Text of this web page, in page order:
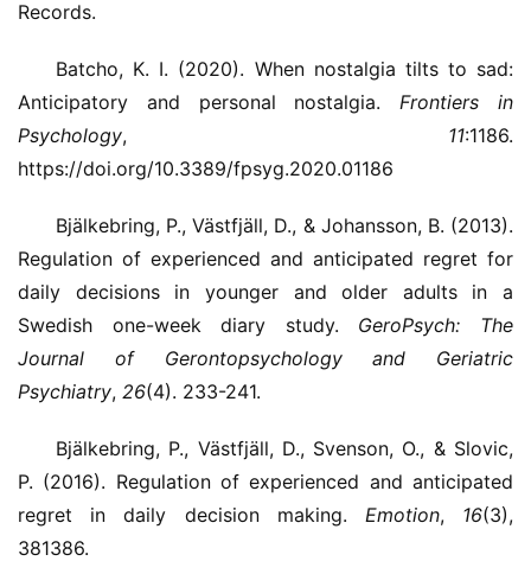
Records.
Batcho, K. I. (2020). When nostalgia tilts to sad:
Anticipatory and personal nostalgia.Frontiers in
Psychology, 11:1186.
https://doi.org/10.3389/fpsyg.2020.01186
Bjälkebring, P., Västfjäll, D., & Johansson, B. (2013).
Regulation of experienced and anticipated regret for
daily decisions in younger and older adults in a
Swedish one-week diary study. GeroPsych: The
Journal of Gerontopsychology and Geriatric
Psychiatry, 26(4). 233-241.
Bjälkebring, P., Västfjäll, D., Svenson, O., & Slovic,
P. (2016). Regulation of experienced and anticipated
regret in daily decision making. Emotion, 16(3),
381386.